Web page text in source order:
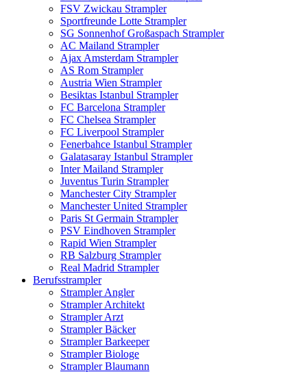
FSV Zwickau Strampler
Sportfreunde Lotte Strampler
SG Sonnenhof Großaspach Strampler
AC Mailand Strampler
Ajax Amsterdam Strampler
AS Rom Strampler
Austria Wien Strampler
Besiktas Istanbul Strampler
FC Barcelona Strampler
FC Chelsea Strampler
FC Liverpool Strampler
Fenerbahce Istanbul Strampler
Galatasaray Istanbul Strampler
Inter Mailand Strampler
Juventus Turin Strampler
Manchester City Strampler
Manchester United Strampler
Paris St Germain Strampler
PSV Eindhoven Strampler
Rapid Wien Strampler
RB Salzburg Strampler
Real Madrid Strampler
Berufsstrampler
Strampler Angler
Strampler Architekt
Strampler Arzt
Strampler Bäcker
Strampler Barkeeper
Strampler Biologe
Strampler Blaumann